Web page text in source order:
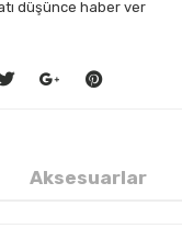
düşünce haber ver
Aksesuarlar